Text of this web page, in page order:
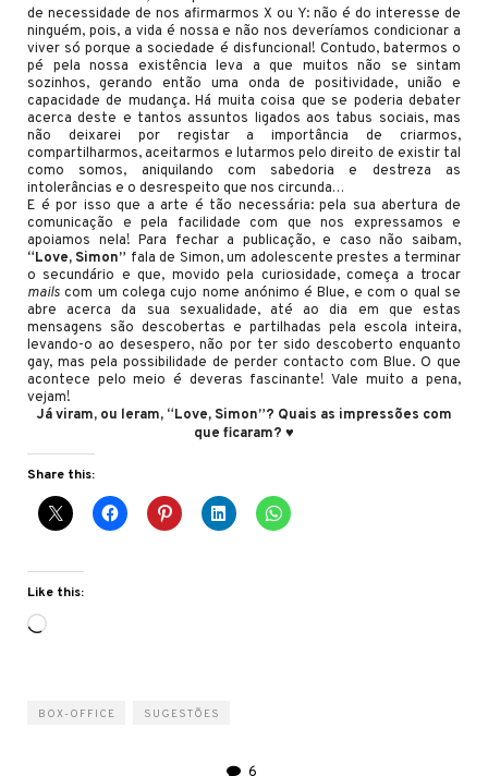
de necessidade de nos afirmarmos X ou Y: não é do interesse de
ninguém, pois, a vida é nossa e não nos deveríamos condicionar a
viver só porque a sociedade é disfuncional! Contudo, batermos o
pé pela nossa existência leva a que muitos não se sintam
sozinhos, gerando então uma onda de positividade, união e
capacidade de mudança. Há muita coisa que se poderia debater
acerca deste e tantos assuntos ligados aos tabus sociais, mas
não deixarei por registar a importância de criarmos,
compartilharmos, aceitarmos e lutarmos pelo direito de existir tal
como somos, aniquilando com sabedoria e destreza as
intolerâncias e o desrespeito que nos circunda…
E é por isso que a arte é tão necessária: pela sua abertura de
comunicação e pela facilidade com que nos expressamos e
apoiamos nela! Para fechar a publicação, e caso não saibam,
“Love, Simon” fala de Simon, um adolescente prestes a terminar
o secundário e que, movido pela curiosidade, começa a trocar
mails com um colega cujo nome anónimo é Blue, e com o qual se
abre acerca da sua sexualidade, até ao dia em que estas
mensagens são descobertas e partilhadas pela escola inteira,
levando-o ao desespero, não por ter sido descoberto enquanto
gay, mas pela possibilidade de perder contacto com Blue. O que
acontece pelo meio é deveras fascinante! Vale muito a pena,
vejam!
Já viram, ou leram, “Love, Simon”? Quais as impressões com
que ficaram? ♥
Share this:
Like this:
Loading…
BOX-OFFICE SUGESTÕES
6